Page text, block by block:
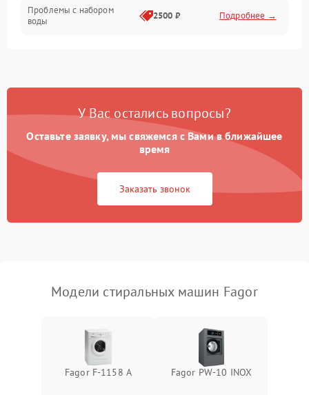
Проблемы с набором
воды
2500 ₽ Подробнее →
Замена платы управления 2200 ₽ Подробнее →
У Вас остались вопросы?
Оставьте заявку, мы свяжемся с Вами в ближайшее
время
Заказать звонок
Модели стиральных машин Fagor
Fagor F-1158 A Fagor PW-10 INOX